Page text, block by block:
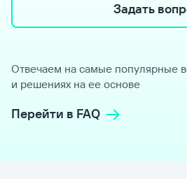
Задать
Отвечаем на самые популярные
и решениях на ее основе
Перейти в FAQ